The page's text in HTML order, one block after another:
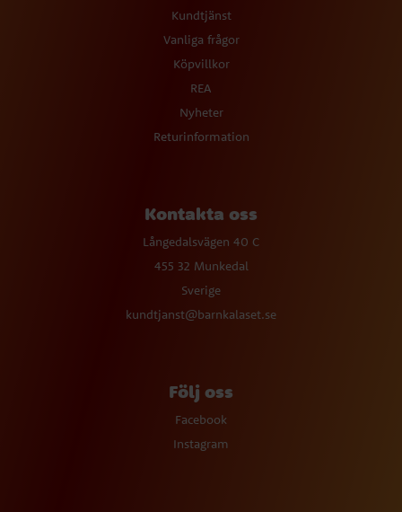
Kundtjänst
Vanliga frågor
Köpvillkor
REA
Nyheter
Returinformation
Kontakta oss
Långedalsvägen 40 C
455 32 Munkedal
Sverige
kundtjanst@barnkalaset.se
Följ oss
Facebook
Instagram